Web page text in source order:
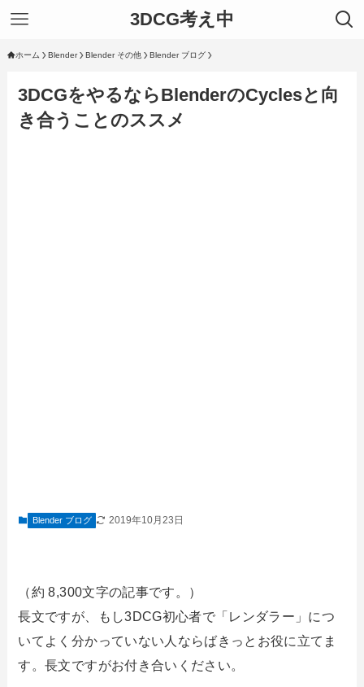
3DCG考え中
ホーム Blender Blender その他 Blender ブログ
3DCGをやるならBlenderのCyclesと向
き合うことのススメ
Blender ブログ 2019年10月23日
（約 8,300文字の記事です。）
長文ですが、もし3DCG初心者で「レンダラー」につ
いてよく分かっていない人ならばきっとお役に立てま
す。長文ですがお付き合いください。